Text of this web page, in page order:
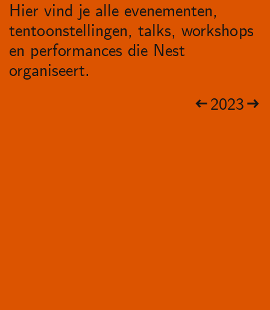
Hier vind je alle evenementen,
tentoonstellingen, talks, workshops
en performances die Nest
organiseert.
2023